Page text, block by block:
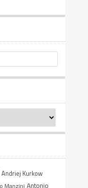
Andriej Kurkow
Manzini Antonio